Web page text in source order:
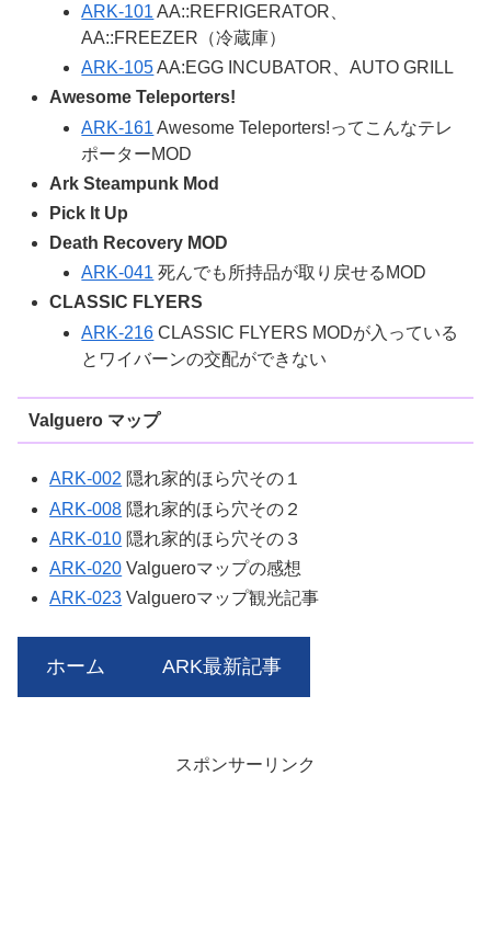
ARK-101 AA::REFRIGERATOR、
AA::FREEZER（冷蔵庫）
ARK-105AA:EGG INCUBATOR、AUTO GRILL
Awesome Teleporters!
ARK-161 Awesome Teleporters!ってこんなテレ
ポーターMOD
Ark Steampunk Mod
Pick It Up
Death Recovery MOD
ARK-041 死んでも所持品が取り戻せるMOD
CLASSIC FLYERS
ARK-216 CLASSIC FLYERS MODが入っている
とワイバーンの交配ができない
Valguero マップ
ARK-002 隠れ家的ほら穴その１
ARK-008 隠れ家的ほら穴その２
ARK-010 隠れ家的ほら穴その３
ARK-020 Valgueroマップの感想
ARK-023 Valgueroマップ観光記事
ホーム ARK最新記事
スポンサーリンク